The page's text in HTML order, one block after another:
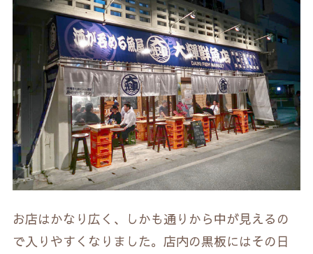
お店はかなり広く、しかも通りから中が見えるの
で入りやすくなりました。店内の黒板にはその日